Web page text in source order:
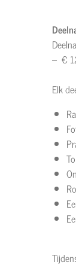
– €
Elk